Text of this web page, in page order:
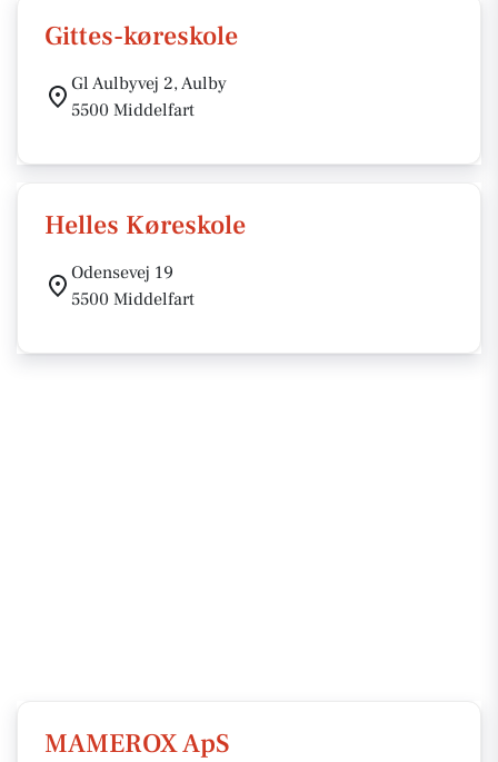
Gittes-køreskole
Gl Aulbyvej 2, Aulby
5500 Middelfart
Helles Køreskole
Odensevej 19
5500 Middelfart
MAMEROX ApS